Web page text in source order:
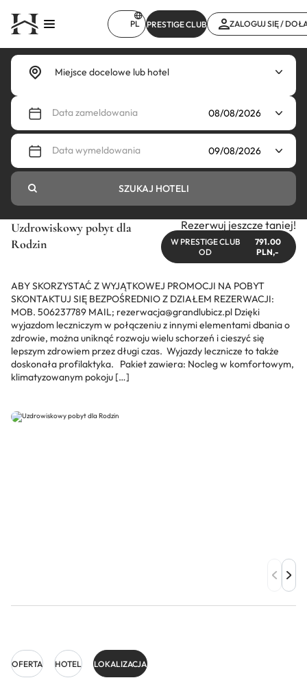
treści
PL PRESTIGE CLUB ZALOGUJ SIĘ /
Data zameldowania
Data wymeldowania
SZUKAJ HOTELI
Uzdrowiskowy pobyt dla
Rodzin
Rezerwuj jeszcze taniej!
W PRESTIGE CLUB
OD
791.00
PLN,-
ABY SKORZYSTAĆ Z WYJĄTKOWEJ PROMOCJI NA POBYT
SKONTAKTUJ SIĘ BEZPOŚREDNIO Z DZIAŁEM REZERWACJI:
MOB. 506237789 MAIL; rezerwacja@grandlubicz.pl Dzięki
wyjazdom leczniczym w połączeniu z innymi elementami dbania o
zdrowie, można uniknąć rozwoju wielu schorzeń i cieszyć się
lepszym zdrowiem przez długi czas. Wyjazdy lecznicze to także
doskonała profilaktyka. Pakiet zawiera: Nocleg w komfortowym,
klimatyzowanym pokoju […]
OFERTA HOTEL LOKALIZACJA